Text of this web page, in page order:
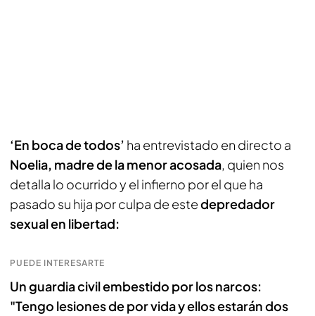
‘En boca de todos’ ha entrevistado en directo a
Noelia, madre de la menor acosada, quien nos
detalla lo ocurrido y el infierno por el que ha
pasado su hija por culpa de estedepredador
sexual en libertad:
PUEDE INTERESARTE
Un guardia civil embestido por los narcos:
"Tengo lesiones de por vida y ellos estarán dos